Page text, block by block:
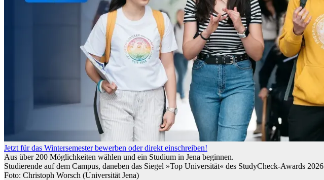
Jetzt für das Wintersemester bewerben oder direkt einschreiben!
Aus über 200 Möglichkeiten wählen und ein Studium in Jena beginnen.
Studierende auf dem Campus, daneben das Siegel »Top Universität« des StudyCheck-Awards 2026
Foto: Christoph Worsch (Universität Jena)